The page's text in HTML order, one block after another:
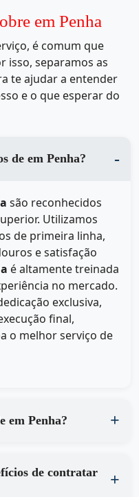
em Penha
é comum que
isso, separamos as
te ajudar a entender
e o que esperar do
Qual a qualidade dos serviços de em Penha?
são reconhecidos
Utilizamos
de primeira linha,
e satisfação
é altamente treinada
no mercado.
exclusiva,
final,
o melhor serviço de
Como funciona o processo de em Penha?
de contratar